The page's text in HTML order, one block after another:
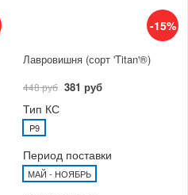
-15%
Лавровишня (сорт 'Titan'®)
448 руб 381 руб
Тип КС
P9
Период поставки
МАЙ - НОЯБРЬ